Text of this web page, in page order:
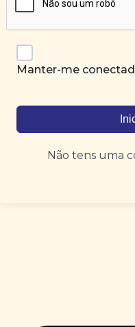
Manter-me
Não tens uma